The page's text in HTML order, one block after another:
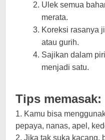
Ulek semua
merata.
Koreksi rasanya
atau gurih.
Sajikan dalam
menjadi satu.
Tips memasak:
1. Kamu bisa
pepaya, nanas, apel,
2. Jika tak suka kacang,